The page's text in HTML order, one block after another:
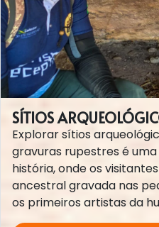
SÍTIOS
Explorar sítios
gravuras rupestres é
história, onde os
ancestral gravada nas
os primeiros artistas da